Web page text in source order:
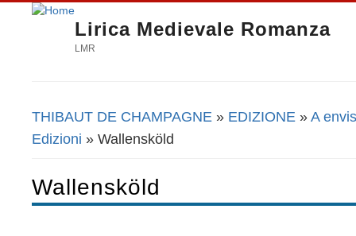
Lirica Medievale Romanza
LMR
Tu sei qui
THIBAUT DE CHAMPAGNE » EDIZIONE » A
Edizioni » Wallensköld
Wallensköld